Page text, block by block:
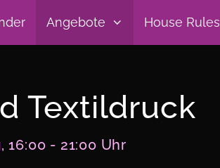
Angebote House Rules
Textildruck
16:00 - 21:00 Uhr